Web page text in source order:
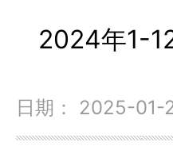
2024年1-
日期： 2025-